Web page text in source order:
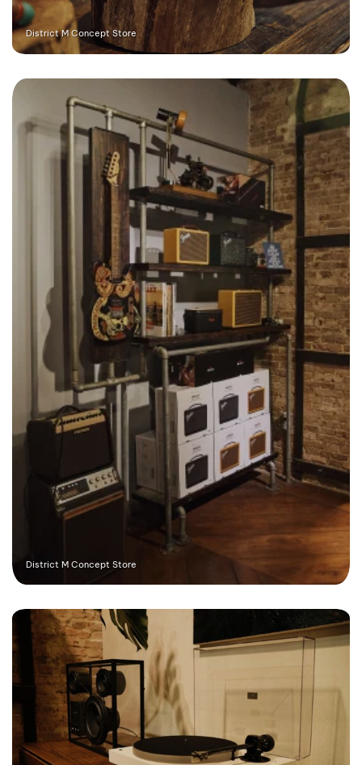
District M Concept Store
District M Concept Store